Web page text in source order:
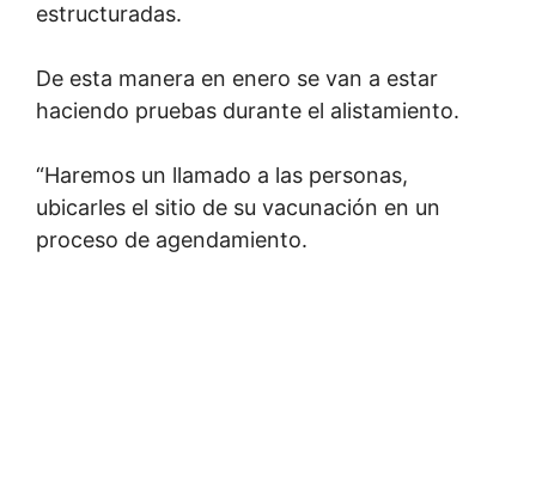
estructuradas.
De esta manera en enero se van a estar
haciendo pruebas durante el alistamiento.
“Haremos un llamado a las personas,
ubicarles el sitio de su vacunación en un
proceso de agendamiento.